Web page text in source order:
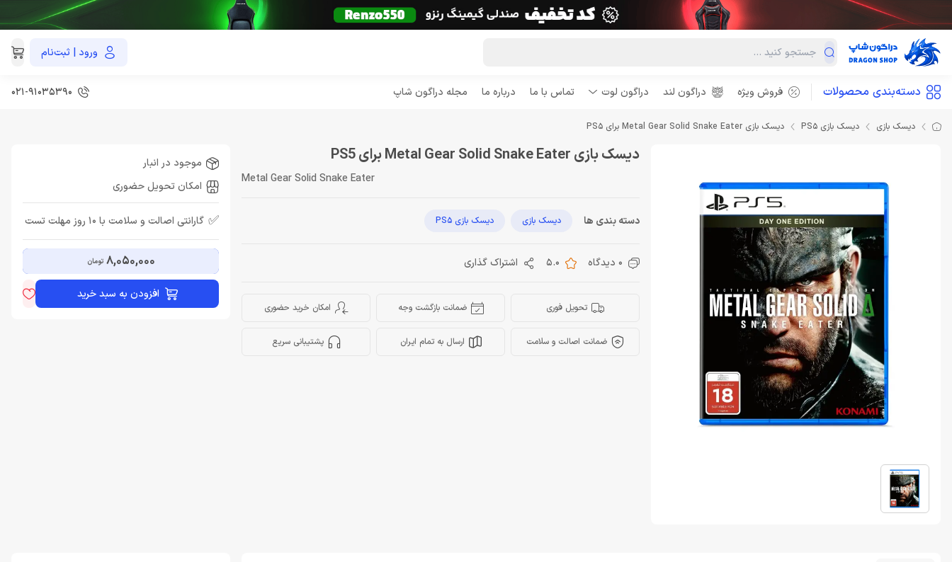
ورود | ثبت‌نام
دسته‌بندی محصولات فروش ویژه دراگون لند دراگون لوت تماس با ما درباره ما مجله دراگون شاپ 021-91035390
دیسک بازی دیسک بازی PS5 دیسک بازی Metal Gear Solid Snake Eater برای PS5
دیسک بازی Metal Gear Solid Snake Eater برای PS5
Metal Gear Solid Snake Eater
دسته بندی ها دیسک بازی دیسک بازی PS5
0 دیدگاه 5.0 اشتراک گذاری
تحویل فوری ضمانت بازگشت وجه امکان خرید حضوری
ضمانت اصالت و سلامت ارسال به تمام ایران پشتیبانی سریع
موجود در انبار
امکان تحویل حضوری
✅ گارانتی اصالت و سلامت با 10 روز مهلت تست
8,050,000 تومان
افزودن به سبد خرید